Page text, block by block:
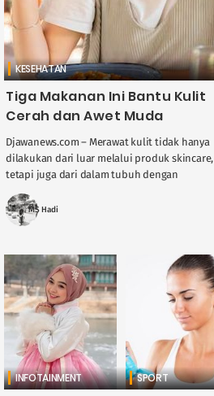
KESEHATAN
Tiga Makanan Ini Bantu Kulit
Cerah dan Awet Muda
Djawanews.com – Merawat kulit tidak hanya
dilakukan dari luar melalui produk skincare,
tetapi juga dari dalam tubuh dengan
jenis makanan tertentu dapat membantu ....
MS Hadi
INFOTAINMENT SPORT